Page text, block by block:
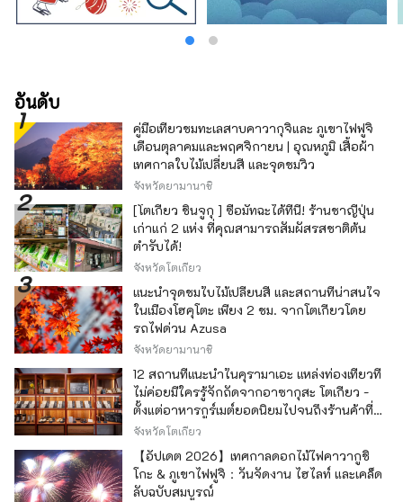
อันดับ
คู่มือเที่ยวชมทะเลสาบคาวากุจิและ ภูเขาไฟฟูจิ
เดือนตุลาคมและพฤศจิกายน | อุณหภูมิ เสื้อผ้า
เทศกาลใบไม้เปลี่ยนสี และจุดชมวิว
จังหวัดยามานาชิ
[โตเกียว ชินจูกุ ] ซื้อมัทฉะได้ที่นี่! ร้านชาญี่ปุ่น
เก่าแก่ 2 แห่ง ที่คุณสามารถสัมผัสรสชาติต้น
ตำรับได้!
จังหวัดโตเกียว
แนะนำจุดชมใบไม้เปลี่ยนสี และสถานที่น่าสนใจ
ในเมืองโฮคุโตะ เพียง 2 ชม. จากโตเกียวโดย
รถไฟด่วน Azusa
จังหวัดยามานาชิ
12 สถานที่แนะนำในคุรามาเอะ แหล่งท่องเที่ยวที่
ไม่ค่อยมีใครรู้จักถัดจากอาซากุสะ โตเกียว -
ตั้งแต่อาหารกูร์เมต์ยอดนิยมไปจนถึงร้านค้าที่มี
เอกลักษณ์ -
จังหวัดโตเกียว
【อัปเดต 2026】เทศกาลดอกไม้ไฟคาวากูชิ
โกะ & ภูเขาไฟฟูจิ：วันจัดงาน ไฮไลท์ และเคล็ด
ลับฉบับสมบูรณ์